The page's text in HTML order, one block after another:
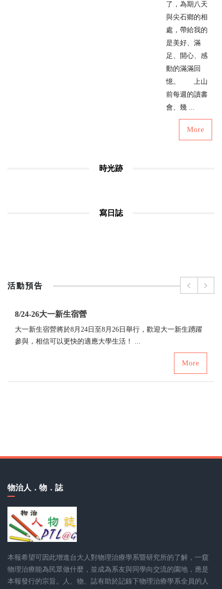
了，為期八天
與尖石鄉的相
處，帶給我的
是美好、滿
足、開心、感
動的滿滿回
憶。 上山
前每週的讀書
會、幾 ...
More
時光跡
寫日誌
活動預告
8/24-26大一新生宿營
大一新生宿營將於8月24日至8月26日舉行，歡迎大一新生踴躍
參與，相信可以更快的適應大學生活！ ...
More
物治人．物．誌
本報希望可因此增進台大人對物理治療學系暨研究所的了解，一窺
物理治療能為民眾做什麼，並成為系友與同學向交流的園地，應是
本報發行的宗旨。人、物、誌有助於記錄下物理治療學系全員的人